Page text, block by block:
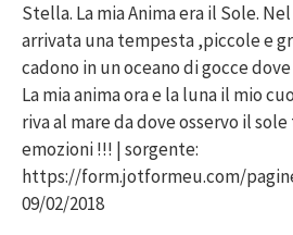
Stella. La mia Anima era il Sole.
arrivata una tempesta ,piccole e
cadono in un oceano di gocce
La mia anima ora e la luna il mio
riva al mare da dove osservo il
emozioni !!! | sorgente:
https://form.jotformeu.com/
09/02/2018